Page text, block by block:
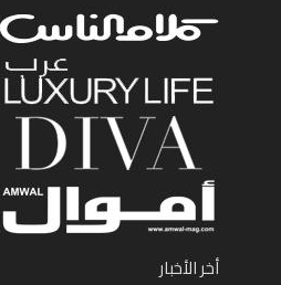
أخر الأخبار